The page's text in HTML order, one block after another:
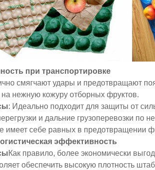
при транспортировке
смягчают удары и предотвращают
на нежную кожуру отборных фруктов.
: Идеально подходит для защиты от
и дальние грузоперевозки по
себе равных в предотвращении
эффективность
Как правило, более экономически
обеспечить высокую плотность